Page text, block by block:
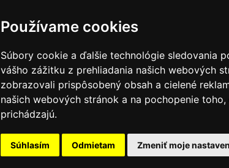
Používame cookies
Súbory cookie a ďalšie technológie sledovania
vášho zážitku z prehliadania našich webových
zobrazovali prispôsobený obsah a cielené
našich webových stránok a na pochopenie
prichádzajú.
Súhlasím Odmietam Zmeniť moje
Email servis Kontakt Ochrana osobných udajov